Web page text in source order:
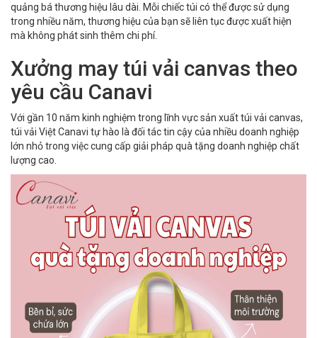
quảng bá thương hiệu lâu dài. Mỗi chiếc túi có thể được sử dụng
trong nhiều năm, thương hiệu của bạn sẽ liên tục được xuất hiện
mà không phát sinh thêm chi phí.
Xưởng may túi vải canvas theo
yêu cầu Canavi
Với gần 10 năm kinh nghiệm trong lĩnh vực sản xuất túi vải canvas,
túi vải Việt Canavi tự hào là đối tác tin cậy của nhiều doanh nghiệp
lớn nhỏ trong việc cung cấp giải pháp quà tặng doanh nghiệp chất
lượng cao.